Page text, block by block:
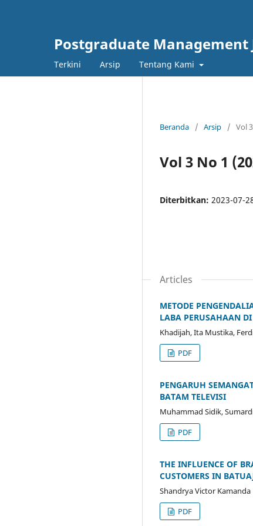
Postgraduate Management
Terkini Arsip Tentang Kami
Beranda / Arsip / Vol
Vol 3 No 1
Diterbitkan: 2023-07-
Articles
METODE
LABA PERUSAHAAN
Khadijah, Ita Mustika,
PDF
PENGARUH
BATAM TELEVISI
Muhammad Sidik,
PDF
THE INFLUENCE OF
CUSTOMERS IN
Shandrya Victor Kamanda
PDF